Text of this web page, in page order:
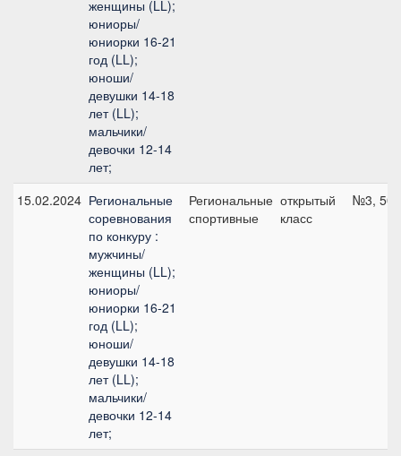
женщины (LL);
юниоры/
юниорки 16-21
год (LL);
юноши/
девушки 14-18
лет (LL);
мальчики/
девочки 12-14
лет;
15.02.2024 Региональные
соревнования
по конкуру :
мужчины/
женщины (LL);
юниоры/
юниорки 16-21
год (LL);
юноши/
девушки 14-18
лет (LL);
мальчики/
девочки 12-14
лет;
Региональные
спортивные
открытый
класс
№3, 50